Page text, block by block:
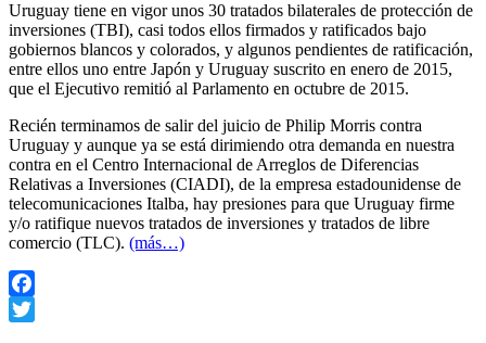
Uruguay tiene en vigor unos 30 tratados bilaterales de protección de
inversiones (TBI), casi todos ellos firmados y ratificados bajo
gobiernos blancos y colorados, y algunos pendientes de ratificación,
entre ellos uno entre Japón y Uruguay suscrito en enero de 2015,
que el Ejecutivo remitió al Parlamento en octubre de 2015.
Recién terminamos de salir del juicio de Philip Morris contra
Uruguay y aunque ya se está dirimiendo otra demanda en nuestra
contra en el Centro Internacional de Arreglos de Diferencias
Relativas a Inversiones (CIADI), de la empresa estadounidense de
telecomunicaciones Italba, hay presiones para que Uruguay firme
y/o ratifique nuevos tratados de inversiones y tratados de libre
comercio (TLC). (más…)
Facebook